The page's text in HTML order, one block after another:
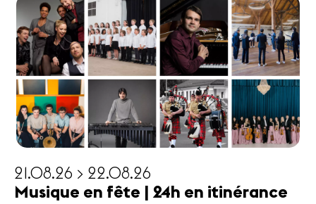
21.08.26 > 22.08.26
Musique en fête | 24h en itinérance